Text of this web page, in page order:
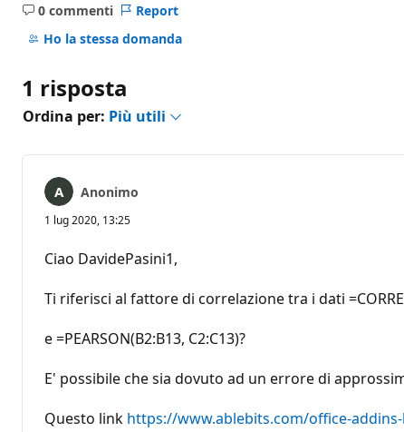
0 commenti
Nessun
commento
Report
Ho la stessa domanda
1 risposta
Ordina per: Più utili
Anonimo
1 lug 2020, 13:25
Ciao DavidePasini1,
Ti riferisci al fattore di correlazione tra i dati
e =PEARSON(B2:B13, C2:C13)?
E' possibile che sia dovuto ad un errore di
Questo link https://www.ablebits.com/office-